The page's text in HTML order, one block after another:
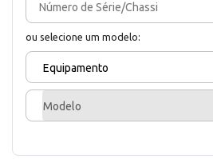
ou selecione um modelo:
Equipamento
Modelo